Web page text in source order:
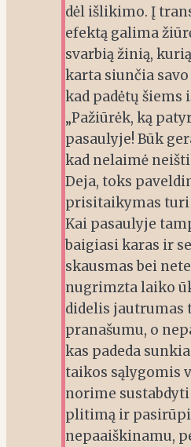
dėl išlikimo. Į
efektą galima
svarbią žinią,
karta siunčia
kad padėtų šiems
„Pažiūrėk, ką
pasaulyje! Būk
kad nelaimė
Deja, toks
prisitaikymas
Kai pasaulyje
baigiasi karas ir
skausmas bei
nugrimzta laiko
didelis jautrumas
pranašumu, o
kas padeda
taikos sąlygomis
norime
plitimą ir
nepaaiškinamu,